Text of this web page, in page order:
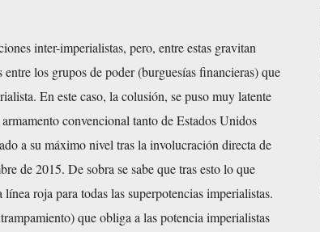
inter-imperialistas, pero, entre estas gravitan
los grupos de poder (burguesías financieras) que
En este caso, la colusión, se puso muy latente
convencional tanto de Estados Unidos
a su máximo nivel tras la involucración directa de
de 2015. De sobra se sabe que tras esto lo que
roja para todas las superpotencias imperialistas.
que obliga a las potencia imperialistas